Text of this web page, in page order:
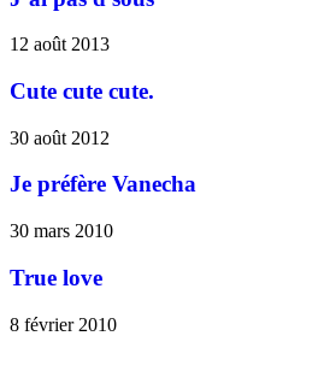
12 août 2013
Cute cute cute.
30 août 2012
Je préfère Vanecha
30 mars 2010
True love
8 février 2010